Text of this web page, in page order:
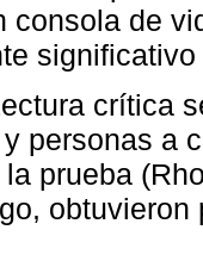
consola de
crítica
personas a
prueba